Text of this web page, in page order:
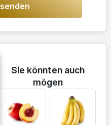
Sie könnten auch
mögen